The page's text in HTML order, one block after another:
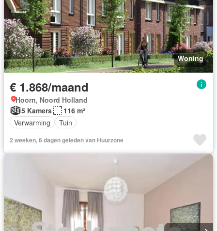
Woning
€ 1.868/maand
Hoorn, Noord Holland
5 Kamers
116 m²
Verwarming
Tuin
2 weeken, 6 dagen geleden van Huurzone